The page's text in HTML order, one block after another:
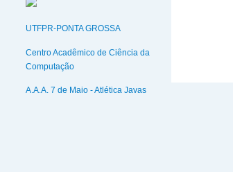
UTFPR-PONTA GROSSA
Centro Acadêmico de Ciência da
Computação
A.A.A. 7 de Maio - Atlética Javas